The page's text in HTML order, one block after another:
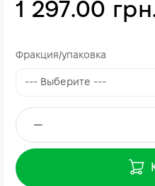
1 297.00
Фракция/упаковка